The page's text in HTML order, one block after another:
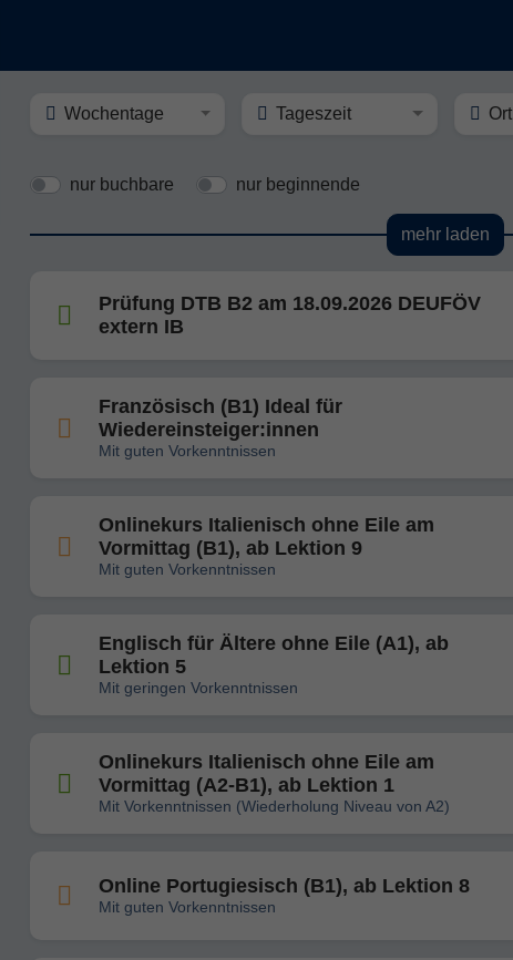
Wochentage Tageszeit Ort
nur buchbare nur beginnende
mehr laden
Prüfung DTB B2 am 18.09.2026 DEUFÖV
extern IB
Französisch (B1) Ideal für
Wiedereinsteiger:innen
Mit guten Vorkenntnissen
Onlinekurs Italienisch ohne Eile am
Vormittag (B1), ab Lektion 9
Mit guten Vorkenntnissen
Englisch für Ältere ohne Eile (A1), ab
Lektion 5
Mit geringen Vorkenntnissen
Onlinekurs Italienisch ohne Eile am
Vormittag (A2-B1), ab Lektion 1
Mit Vorkenntnissen (Wiederholung Niveau von A2)
Online Portugiesisch (B1), ab Lektion 8
Mit guten Vorkenntnissen